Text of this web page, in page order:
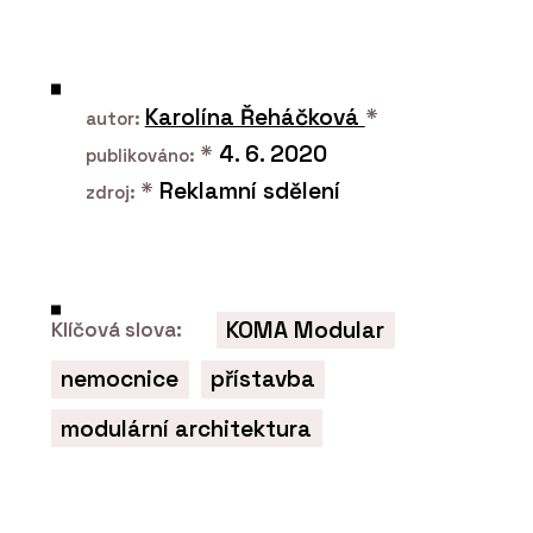
PRODUKTY
autor: Karolína Řeháčková *
publikováno: * 4. 6. 2020
zdroj: * Reklamní sdělení
Klíčová slova:
KOMA Modular
nemocnice
přístavba
modulární architektura